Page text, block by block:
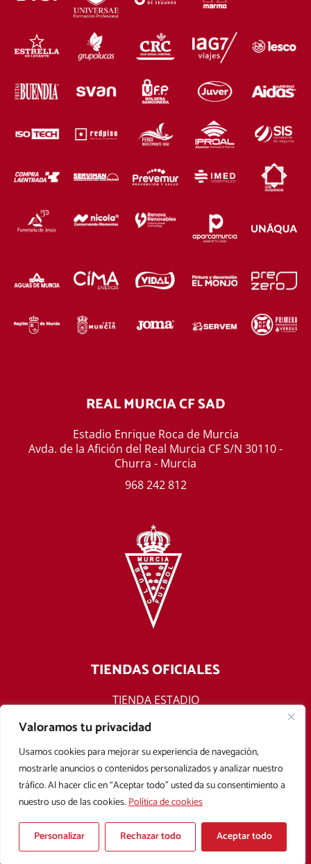
Valoramos tu privacidad
Usamos cookies para mejorar su experiencia de navegación,
mostrarle anuncios o contenidos personalizados y analizar nuestro
tráfico. Al hacer clic en “Aceptar todo” usted da su consentimiento a
nuestro uso de las cookies.Política de cookies
Personalizar Rechazar todo Aceptar todo
REAL MURCIA CF SAD
Estadio Enrique Roca de Murcia
Avda. de la Afición del Real Murcia CF S/N 30110 -
Churra - Murcia
968 242 812
TIENDAS OFICIALES
TIENDA ESTADIO
TIENDA ONLINE
F
a
c
e
b
o
o
k
T
w
i
t
t
e
r
Y
o
u
t
u
b
e
I
n
s
t
a
g
a
Copyright © 2025 Real Murcia. Diseñado con
Aviso legal Política de privacidad Política de cookies
Condiciones Generales de Contratación